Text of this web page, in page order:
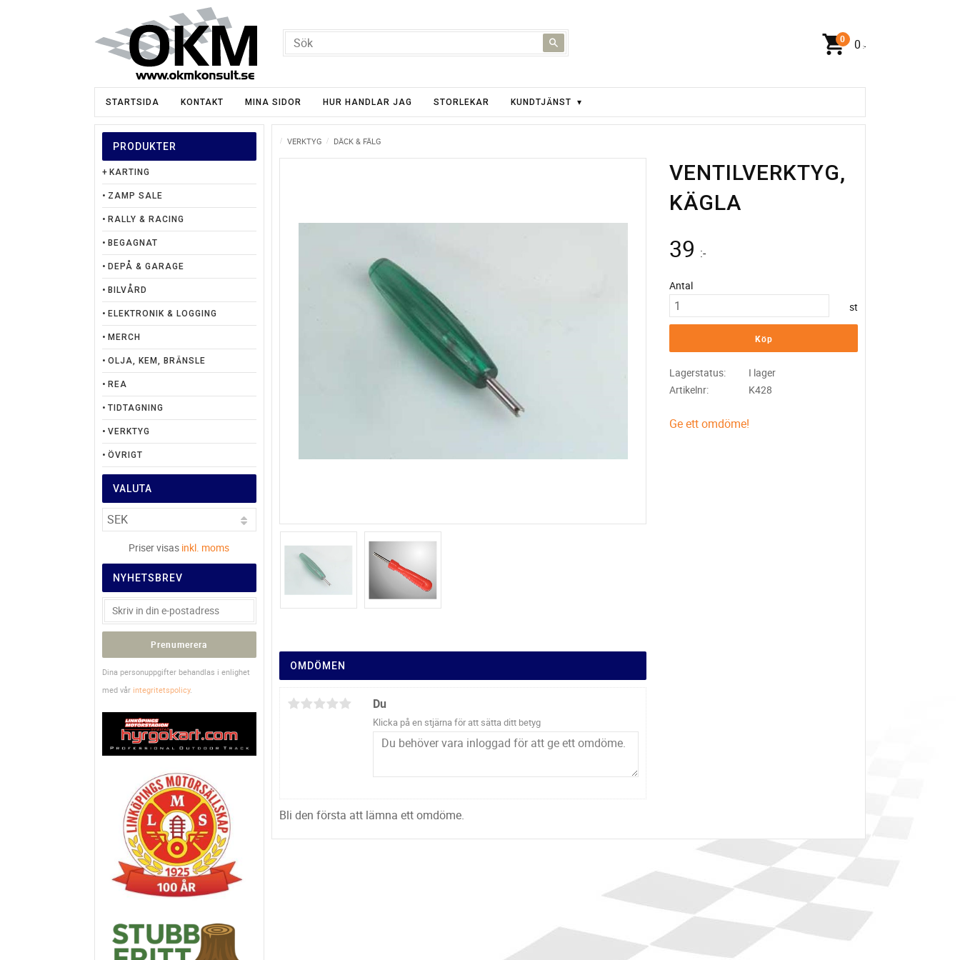
0 :-
STARTSIDA KONTAKT MINA SIDOR HUR HANDLAR JAG STORLEKAR KUNDTJÄNST
VERKTYG DÄCK & FÄLG
VENTILVERKTYG,
KÄGLA
39 :-
Antal
st
Köp
Lagerstatus
I lager
Artikelnr
K428
Ge ett omdöme!
OMDÖMEN
Du
Klicka på en stjärna för att sätta ditt betyg
Bli den första att lämna ett omdöme.
PRODUKTER
KARTING
ZAMP SALE
RALLY & RACING
BEGAGNAT
DEPÅ & GARAGE
BILVÅRD
ELEKTRONIK & LOGGING
MERCH
OLJA, KEM, BRÄNSLE
REA
TIDTAGNING
VERKTYG
ÖVRIGT
VALUTA
Priser visas inkl. moms
NYHETSBREV
Prenumerera
Dina personuppgifter behandlas i enlighet
med vår integritetspolicy.